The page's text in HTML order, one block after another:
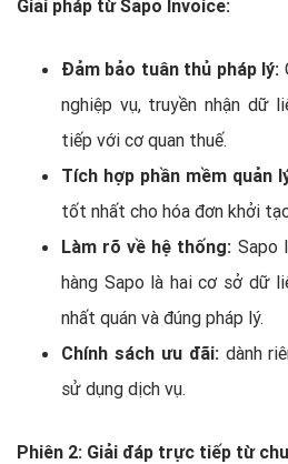
Giải pháp từ Sapo Invoice:
Đảm bảo tuân thủ pháp lý:
nghiệp vụ, truyền nhận dữ
tiếp với cơ quan thuế.
Tích hợp phần mềm quản
tốt nhất cho hóa đơn khởi
Làm rõ về hệ thống: Sapo
hàng Sapo là hai cơ sở dữ
nhất quán và đúng pháp lý.
Chính sách ưu đãi: dành
sử dụng dịch vụ.
Phiên 2: Giải đáp trực tiếp từ